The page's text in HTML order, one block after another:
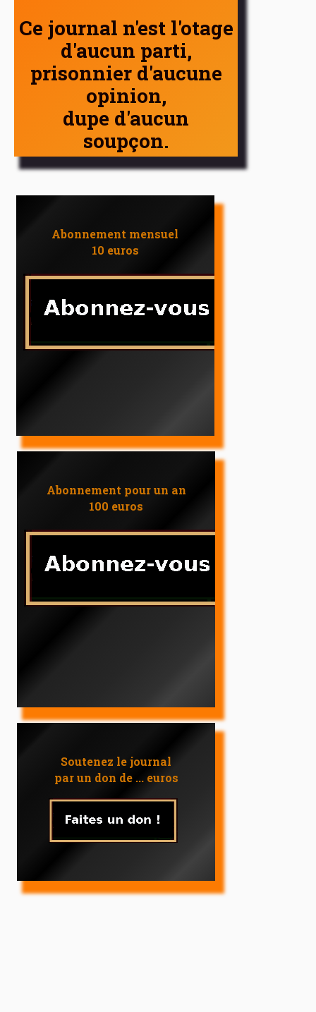
Ce journal n'est l'otage
d'aucun parti,
prisonnier d'aucune
opinion,
dupe d'aucun
soupçon.
Abonnement mensuel
10 euros
Abonnement pour un an
100 euros
Soutenez le journal
par un don de ... euros